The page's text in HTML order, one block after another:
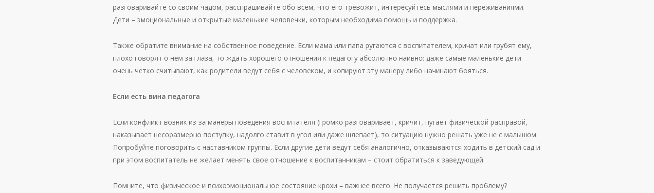
разговаривайте со своим чадом, расспрашивайте обо всем, что его тревожит, интересуйтесь мыслями и переживаниями.
Дети – эмоциональные и открытые маленькие человечки, которым необходима помощь и поддержка.
Также обратите внимание на собственное поведение. Если мама или папа ругаются с воспитателем, кричат или грубят ему,
плохо говорят о нем за глаза, то ждать хорошего отношения к педагогу абсолютно наивно: даже самые маленькие дети
очень четко считывают, как родители ведут себя с человеком, и копируют эту манеру либо начинают бояться.
Если есть вина педагога
Если конфликт возник из-за манеры поведения воспитателя (громко разговаривает, кричит, пугает физической расправой,
наказывает несоразмерно поступку, надолго ставит в угол или даже шлепает), то ситуацию нужно решать уже не с малышом.
Попробуйте поговорить с наставником группы. Если другие дети ведут себя аналогично, отказываются ходить в детский сад и
при этом воспитатель не желает менять свое отношение к воспитанникам – стоит обратиться к заведующей.
Помните, что физическое и психоэмоциональное состояние крохи – важнее всего. Не получается решить проблему?